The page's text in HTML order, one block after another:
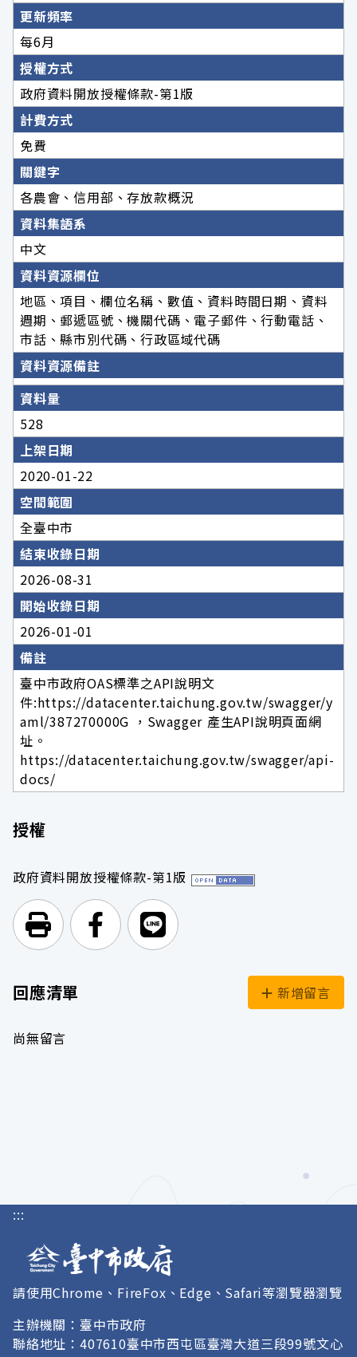
更新頻率
每6月
授權方式
政府資料開放授權條款-第1版
計費方式
免費
關鍵字
各農會、信用部、存放款概況
資料集語系
中文
資料資源欄位
地區、項目、欄位名稱、數值、資料時間日期、資料
週期、郵遞區號、機關代碼、電子郵件、行動電話、
市話、縣市別代碼、行政區域代碼
資料資源備註
資料量
528
上架日期
2020-01-22
空間範圍
全臺中市
結束收錄日期
2026-08-31
開始收錄日期
2026-01-01
備註
臺中市政府OAS標準之API說明文
件:https://datacenter.taichung.gov.tw/swagger/y
aml/387270000G ，Swagger 產生API說明頁面網
址。
https://datacenter.taichung.gov.tw/swagger/api-
docs/
授權
政府資料開放授權條款-第1版
列印頁面前往Facebook
前往Line
回應清單 新增留言
尚無留言
:::
請使用Chrome、FireFox、Edge、Safari等瀏覽器瀏覽
主辦機關：臺中市政府
聯絡地址：407610臺中市西屯區臺灣大道三段99號文心